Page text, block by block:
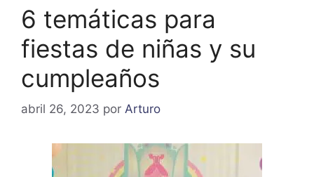
6 temáticas para
fiestas de niñas y su
cumpleaños
abril 26, 2023 por Arturo